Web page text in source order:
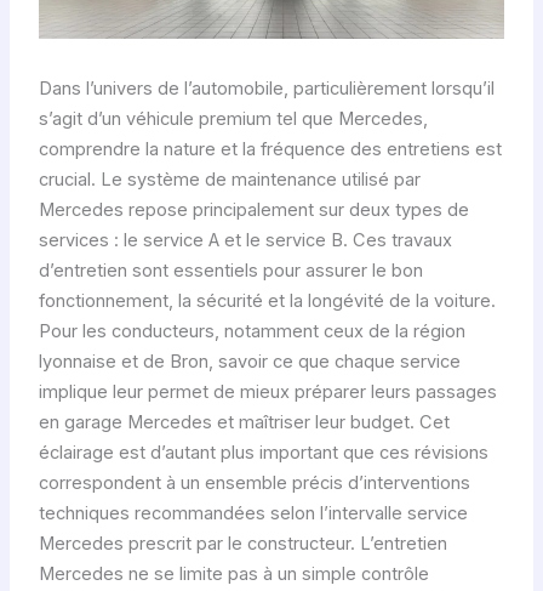
Dans l’univers de l’automobile, particulièrement lorsqu’il
s’agit d’un véhicule premium tel que Mercedes,
comprendre la nature et la fréquence des entretiens est
crucial. Le système de maintenance utilisé par
Mercedes repose principalement sur deux types de
services : le service A et le service B. Ces travaux
d’entretien sont essentiels pour assurer le bon
fonctionnement, la sécurité et la longévité de la voiture.
Pour les conducteurs, notamment ceux de la région
lyonnaise et de Bron, savoir ce que chaque service
implique leur permet de mieux préparer leurs passages
en garage Mercedes et maîtriser leur budget. Cet
éclairage est d’autant plus important que ces révisions
correspondent à un ensemble précis d’interventions
techniques recommandées selon l’intervalle service
Mercedes prescrit par le constructeur. L’entretien
Mercedes ne se limite pas à un simple contrôle